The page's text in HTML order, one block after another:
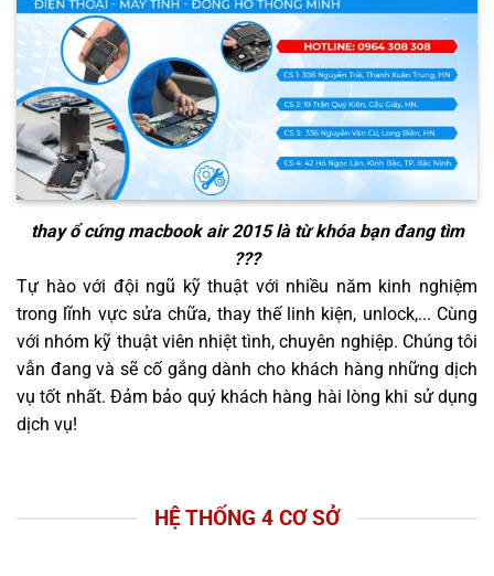
thay ổ cứng macbook air 2015là từ khóa bạn đang tìm
???
Tự hào với đội ngũ kỹ thuật với nhiều năm kinh nghiệm
trong lĩnh vực sửa chữa, thay thế linh kiện, unlock,... Cùng
với nhóm kỹ thuật viên nhiệt tình, chuyên nghiệp. Chúng tôi
vẫn đang và sẽ cố gắng dành cho khách hàng những dịch
vụ tốt nhất. Đảm bảo quý khách hàng hài lòng khi sử dụng
dịch vụ!
HỆ THỐNG 4 CƠ SỞ